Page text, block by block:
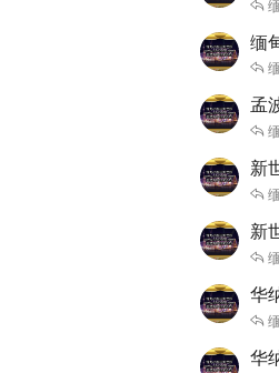
缅
孟
新
新
华
华